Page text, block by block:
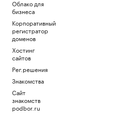
Облако для
бизнеса
Корпоративный
регистратор
доменов
Хостинг
сайтов
Рег.решения
Знакомства
Сайт
знакомств
podbor.ru